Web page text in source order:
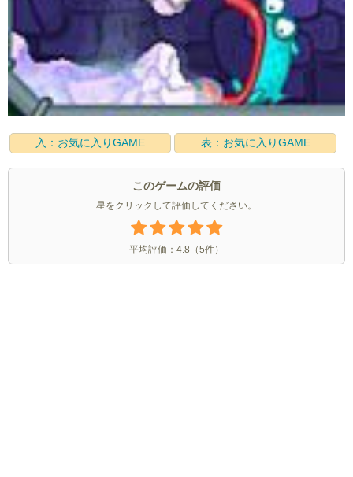
入：お気に入りGAME 表：お気に入りGAME
このゲームの評価
星をクリックして評価してください。
平均評価： 4.8 （5件）